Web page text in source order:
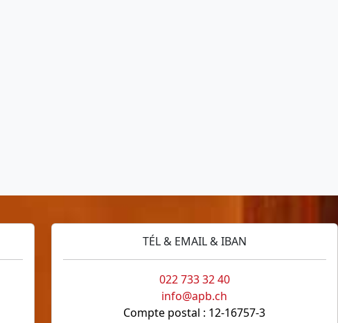
TÉL & EMAIL & IBAN
022 733 32 40
info@apb.ch
Compte postal : 12-16757-3